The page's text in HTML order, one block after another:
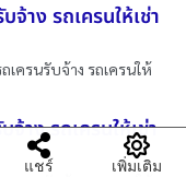
จ้าง รถเครนให้เช่า
เครนรับจ้าง รถเครนให้
าง รถเครนให้เช่า
แชร์ เพิ่มเติม